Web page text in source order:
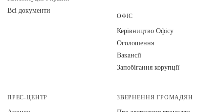
Всі документи
ОФІС
Керівництво Офісу
Оголошення
Вакансії
Запобігання корупції
ПРЕС-ЦЕНТР ЗВЕРНЕННЯ ГРОМАДЯН